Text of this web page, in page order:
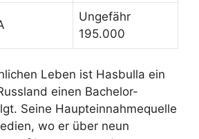
Ungefähr
195.000
Leben ist Hasbulla ein
einen Bachelor-
Seine Haupteinnahmequelle
wo er über neun